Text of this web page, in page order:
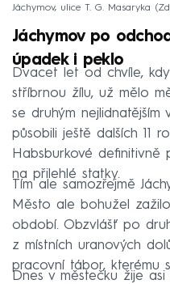
Jáchymov, ulice T. G. Masaryka
Jáchymov po
úpadek i peklo
Dvacet let od chvíle,
stříbrnou žílu, už mělo
se druhým nejlidnatějším
působili ještě dalších 11
Habsburkové definitivně
na přilehlé statky.
Tím ale samozřejmě
Město ale bohužel
období. Obzvlášť po
z místních uranových
pracovní tábor, kterému
Dnes v městečku žije